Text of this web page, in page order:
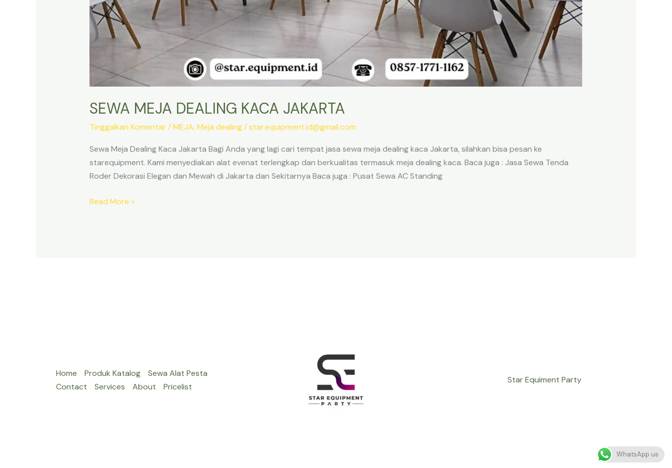
SEWA MEJA DEALING KACA JAKARTA
Tinggalkan Komentar /MEJA,Meja dealing/star.equipment.id@gmail.com
Sewa Meja Dealing Kaca Jakarta Bagi Anda yang lagi cari tempat jasa sewa meja dealing kaca Jakarta, silahkan bisa pesan ke
starequipment. Kami menyediakan alat evenat terlengkap dan berkualitas termasuk meja dealing kaca. Baca juga : Jasa Sewa Tenda
Roder Dekorasi Elegan dan Mewah di Jakarta dan Sekitarnya Baca juga : Pusat Sewa AC Standing
SEWA
Read More »
Home Produk Katalog
Sewa Alat Pesta
Contact
Services About Pricelist
Star Equiment Party
WhatsApp us